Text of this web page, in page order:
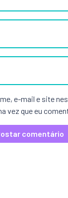
e-mail e site
vez que eu